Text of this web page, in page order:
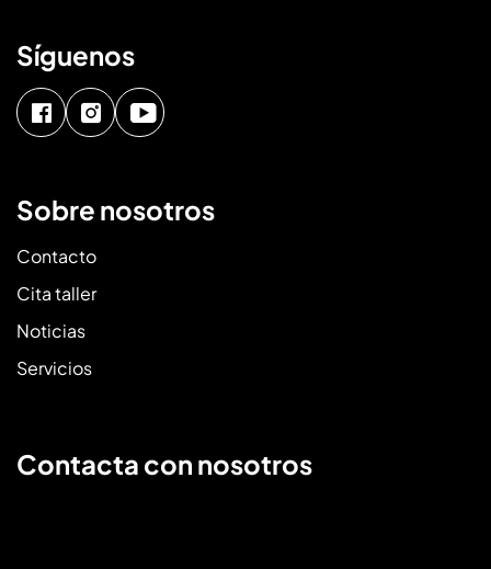
Síguenos
Sobre nosotros
Contacto
Cita taller
Noticias
Servicios
Contacta con nosotros